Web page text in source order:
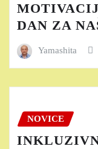
DAN ZA
Yamashita
NOVICE